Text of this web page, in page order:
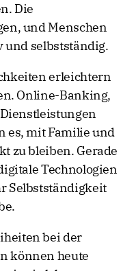
Die
und Menschen
selbstständig.
erleichtern
Online-Banking,
es, mit Familie und
zu bleiben. Gerade
Technologien
Selbstständigkeit
bei der
können heute